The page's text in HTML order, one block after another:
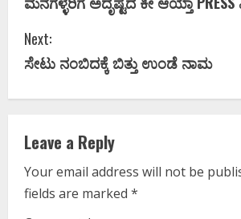
o
n
n
u
Next:
ಸೇಟು ನಂಬಿದಕ್ಕೆ ಬಿತ್ತು ಉಂಡೆ ನಾಮ
Leave a Reply
Your email address will not be
fields are marked *